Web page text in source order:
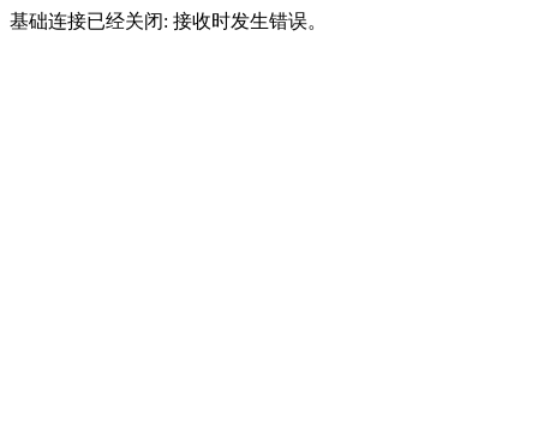
基础连接已经关闭: 接收时发生错误。